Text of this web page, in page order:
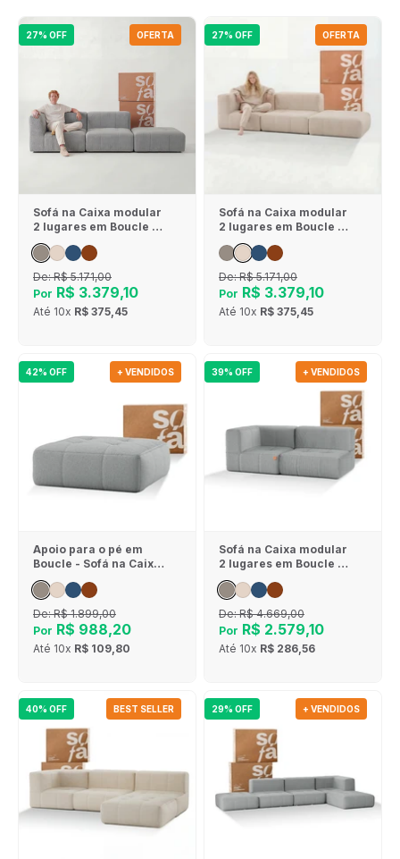
27% OFF OFERTA
Sofá na Caixa modular
2 lugares em Boucle - 1
Braço com Apoio de pé
- Cinza
De:R$ 5.171,00
Por R$ 3.379,10
Até 10x R$ 375,45
27% OFF OFERTA
Sofá na Caixa modular
2 lugares em Boucle - 1
Braço com Apoio de pé
- Linho
De:R$ 5.171,00
Por R$ 3.379,10
Até 10x R$ 375,45
42% OFF + VENDIDOS
Apoio para o pé em
Boucle - Sofá na Caixa
- Cinza
De:R$ 1.899,00
Por R$ 988,20
Até 10x R$ 109,80
39% OFF + VENDIDOS
Sofá na Caixa modular
2 lugares em Boucle - 1
De:R$ 4.669,00
Por R$ 2.579,10
Até 10x R$ 286,56
40% OFF BEST SELLER 29% OFF + VENDIDOS